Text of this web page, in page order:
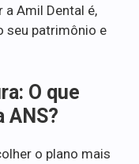
a Amil Dental é,
seu patrimônio e
O que
ANS?
o plano mais